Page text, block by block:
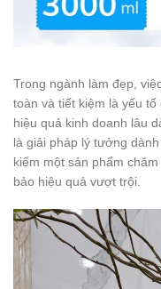
Trong ngành làm đẹp,
toàn và tiết kiệm là yếu
hiệu quả kinh doanh lâu
là giải pháp lý tưởng
kiếm một sản phẩm
bảo hiệu quả vượt trội.